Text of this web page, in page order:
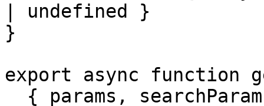
| undefined }
}
export async function